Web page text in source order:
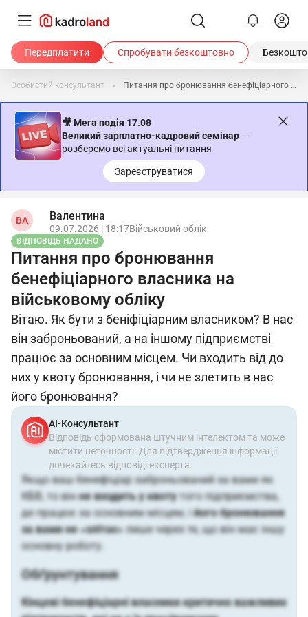
Передплатити Спробувати безкоштовно
Особистий консультант Питання про бронювання бенефіціарного власника на військовому обліку
🎥 Мега подія 17.08
Великий зарплатно-кадровий семінар —
розберемо всі актуальні питання
Зареєструватися
ВА Валентина
09.07.2026 | 18:17Військовий облік
ВІДПОВІДЬ НАДАНО
Питання про бронювання
бенефіціарного власника на
військовому обліку
Вітаю. Як бути з беніфіціарним власником? В нас
він заброньований, а на іншому підприємстві
працює за основним місцем. Чи входить від до
них у квоту бронювання, і чи не злетить в нас
його бронювання?
АІ-Консультант
Відповідь сформована штучним інтелектом та може
містити неточності. Для підтвердження інформації
дочекайтесь відповіді експерта.
Якщо ваш бенефіціар заброньований за вами як
КБВ, то вінне входить у квотутого підприємства,
де працює за основним місцем, ійого бронювання
за вами не «злітає»лише через те, що він має іншу
основну роботу.
Обґрунтування
Кінцеві бенефіціарні власники критично важливих